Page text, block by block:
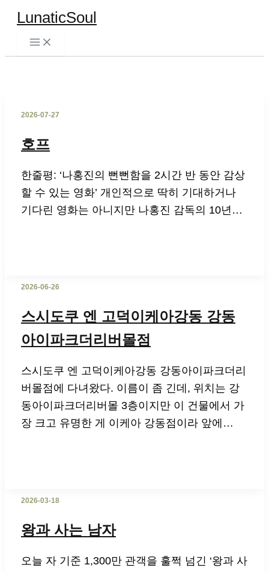
LunaticSoul
2026-07-27
호프
한줄평: ‘나홍진의 뻔뻔함을 2시간 반 동안 감상
할 수 있는 영화’ 개인적으로 딱히 기대하거나
기다린 영화는 아니지만 나홍진 감독의 10년…
2026-06-26
스시도쿠 엔 고덕이케아강동 강동
아이파크더리버몰점
스시도쿠 엔 고덕이케아강동 강동아이파크더리
버몰점에 다녀왔다. 이름이 좀 긴데, 위치는 강
동아이파크더리버몰 3층이지만 이 건물에서 가
장 크고 유명한 게 이케아 강동점이라 앞에…
2026-03-18
왕과 사는 남자
오늘 자 기준 1,300만 관객을 훌쩍 넘긴 ‘왕과 사